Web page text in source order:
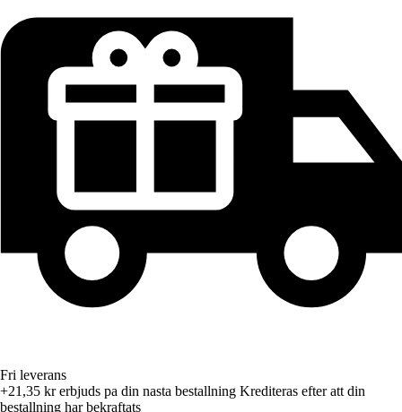
Fri leverans
+21,35 krerbjuds pa din nasta bestallning Krediteras efter att din
bestallning har bekraftats